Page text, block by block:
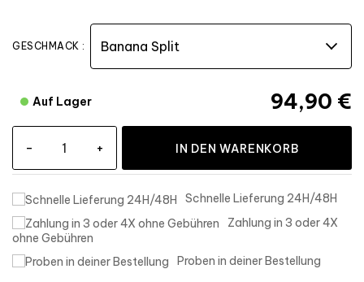
GESCHMACK :
94,90 €
Auf Lager
- + IN DEN WARENKORB
Schnelle Lieferung 24H/48H
Zahlung in 3 oder 4X
ohne Gebühren
Proben in deiner Bestellung